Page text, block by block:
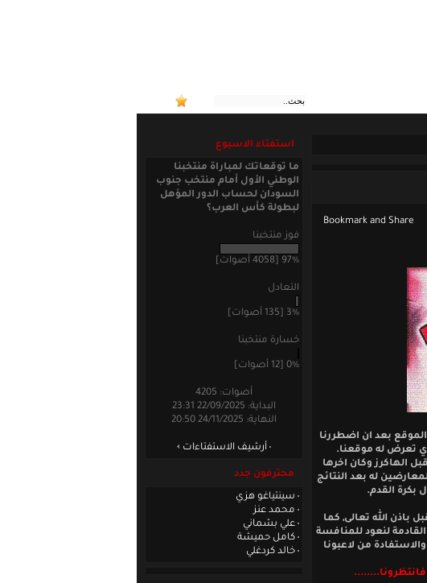
الموقع بعد ان اضطررنا
تعرض له موقعنا.
الهاكرز وكان اخرها
له بعد النتائج
بكرة القدم.
باذن الله تعالى, كما
لنعود للمنافسة
من لاعبونا
فانتظرونا........
استفتاء الاسبوع
ما توقعاتك لمباراة منتخبنا
الوطني الأول أمام منتخب جنوب
السودان لحساب الدور المؤهل
لبطولة كأس العرب؟
فوز منتخبنا
97% [4058 أصوات]
التعادل
3% [135 أصوات]
خسارة منتخبنا
0% [12 أصوات]
أصوات: 4205
البداية: 22/09/2025 23:31
النهاية: 24/11/2025 20:50
أرشيف الاستفتاءات
محترفون جدد
سينتياغو هزي
محمد عنز
علي بشماني
كامل حميشة
خالد كردغلي